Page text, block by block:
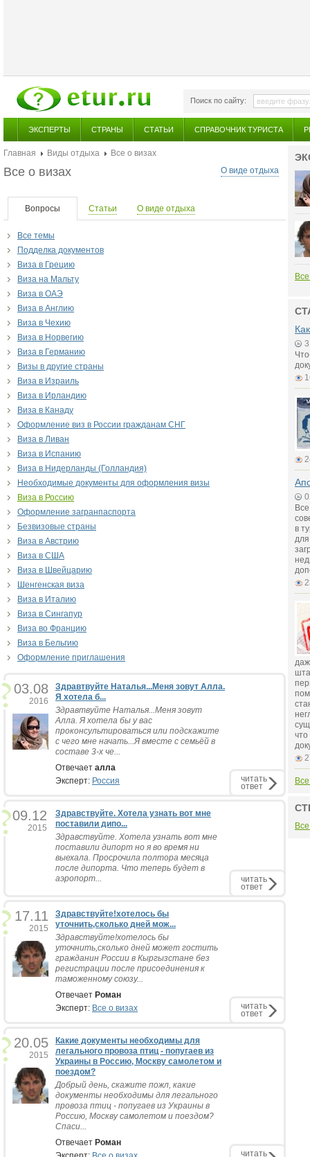
Поиск по сайту:
ЭКСПЕРТЫ СТРАНЫ СТАТЬИ СПРАВОЧНИК ТУРИСТА
Главная Виды отдыха
Все о визах
О виде отдыха
Все о визах
Вопросы Статьи О виде отдыха
Все темы
Подделка документов
Виза в Грецию
Виза на Мальту
Виза в ОАЭ
Виза в Англию
Виза в Чехию
Виза в Норвегию
Виза в Германию
Визы в другие страны
Виза в Израиль
Виза в Ирландию
Виза в Канаду
Оформление виз в России гражданам СНГ
Виза в Ливан
Виза в Испанию
Виза в Нидерланды (Голландия)
Необходимые документы для оформления визы
Виза в Россию
Оформление загранпаспорта
Безвизовые страны
Виза в Австрию
Виза в США
Виза в Швейцарию
Шенгенская виза
Виза в Италию
Виза в Сингапур
Виза во Францию
Виза в Бельгию
Оформление приглашения
03.08
2016
Здравтвуйте Наталья...Меня зовут Алла.
Я хотела б...
Здравтвуйте Наталья...Меня зовут
Алла. Я хотела бы у вас
проконсультироваться или подскажите
с чего мне начать...Я вместе с семьёй в
составе 3-х че...
Отвечает алла
Эксперт: Россия читать
ответ
09.12
2015
Здравствуйте. Хотела узнать вот мне
поставили дипо...
Здравствуйте. Хотела узнать вот мне
поставили дипорт но я во время ни
выехала. Просрочила полтора месяца
после дипорта. Что теперь будет в
аэропорт...
читать
ответ
17.11
2015
Здравствуйте!хотелось бы
уточнить,сколько дней мож...
Здравствуйте!хотелось бы
уточнить,сколько дней может гостить
гражданин России в Кыргызстане без
регистрации после присоединения к
таможенному союзу...
Отвечает Роман
Эксперт: Все о визах читать
ответ
20.05
2015
Какие документы необходимы для
легального провоза птиц - попугаев из
Украины в Россию, Москву самолетом и
поездом?
Добрый день, скажите пожл, какие
документы необходимы для легального
провоза птиц - попугаев из Украины в
Россию, Москву самолетом и поездом?
Спаси...
Отвечает Роман
читать
в